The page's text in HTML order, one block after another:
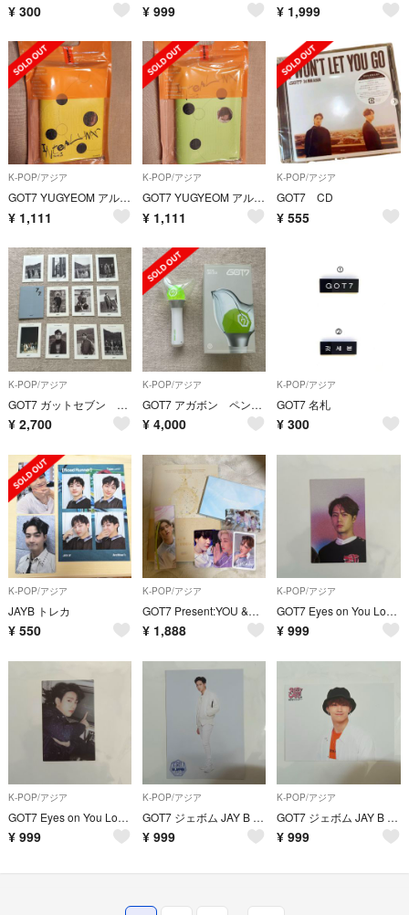
¥ 300 ¥ 999 ¥ 1,999
K-POP/アジア
GOT7 YUGYEOM アルバム
¥ 1,111
K-POP/アジア
GOT7 YUGYEOM アルバム
¥ 1,111
K-POP/アジア
GOT7 CD
¥ 555
K-POP/アジア
GOT7 ガットセブン モノクロ ポストカードセット 11枚
¥ 2,700
K-POP/アジア
GOT7 アガボン ペンライト k-ポップ
¥ 4,000
K-POP/アジア
GOT7 名札
¥ 300
K-POP/アジア
JAYB トレカ
¥ 550
K-POP/アジア
GOT7 Present:YOU &ME Edition CD トレカ
¥ 1,888
K-POP/アジア
GOT7 Eyes on You Look Jackson ジャクソン トレカ
¥ 999
K-POP/アジア
GOT7 Eyes on You Look JINYOUNG ジニョン トレカ
¥ 999
K-POP/アジア
GOT7 ジェボム JAY B JB Hay Yah トレカ
¥ 999
K-POP/アジア
GOT7 ジェボム JAY B JB MEET ME
¥ 999